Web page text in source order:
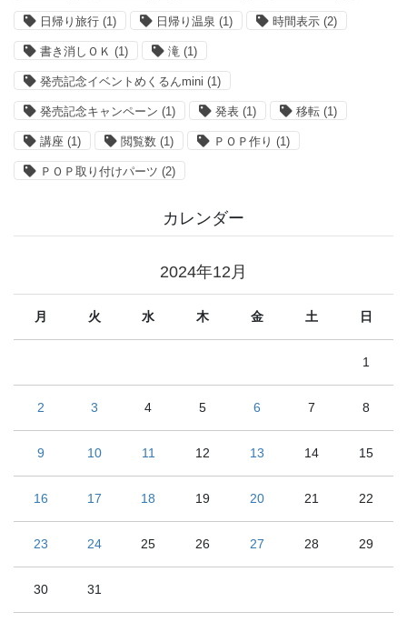
日帰り旅行 (1) 日帰り温泉 (1) 時間表示 (2)
書き消しＯＫ (1) 滝 (1)
発売記念イベントめくるんmini (1)
発売記念キャンペーン (1) 発表 (1) 移転 (1)
講座 (1) 閲覧数 (1) ＰＯＰ作り (1)
ＰＯＰ取り付けパーツ (2)
カレンダー
2024年12月
月 火 水 木 金 土 日
1
2 3 4 5 6 7 8
9 10 11 12 13 14 15
16 17 18 19 20 21 22
23 24 25 26 27 28 29
30 31